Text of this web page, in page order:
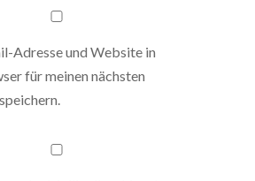
Adresse und Website in
für meinen nächsten